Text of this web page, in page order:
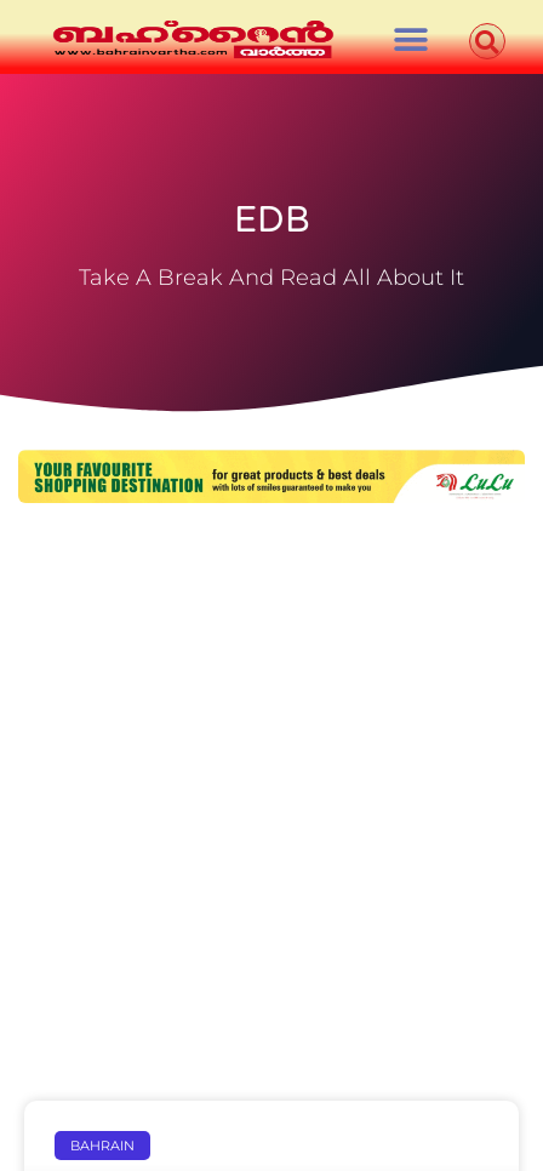
EDB
Take A Break And Read All About It
BAHRAIN